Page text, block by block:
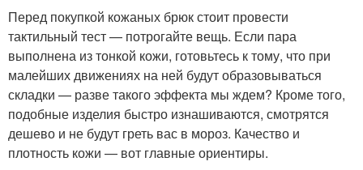
Перед покупкой кожаных брюк стоит провести
тактильный тест — потрогайте вещь. Если пара
выполнена из тонкой кожи, готовьтесь к тому, что при
малейших движениях на ней будут образовываться
складки — разве такого эффекта мы ждем? Кроме того,
подобные изделия быстро изнашиваются, смотрятся
дешево и не будут греть вас в мороз. Качество и
плотность кожи — вот главные ориентиры.